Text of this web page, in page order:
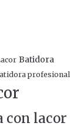
Batidora
profesional
con lacor